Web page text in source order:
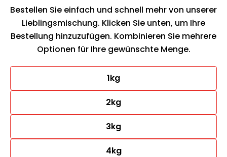
Bestellen Sie einfach und schnell mehr von unserer
Lieblingsmischung. Klicken Sie unten, um Ihre
Bestellung hinzuzufügen. Kombinieren Sie mehrere
Optionen für Ihre gewünschte Menge.
1kg
2kg
3kg
4kg